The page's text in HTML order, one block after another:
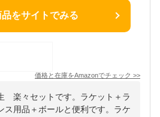
をサイトでみる
価格と在庫をAmazonでチェック >>
々セットです。ラケット＋ラ
ス用品＋ボールと便利です。ラケ